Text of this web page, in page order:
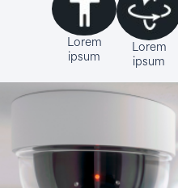
Lorem
ipsum
Lorem
ipsum